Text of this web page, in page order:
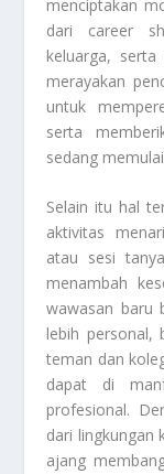
menciptakan
dari career
keluarga,
merayakan
untuk
serta
sedang
Selain itu hal
aktivitas
atau sesi
menambah
wawasan baru
lebih personal,
teman dan
dapat di
profesional.
dari lingkungan
ajang